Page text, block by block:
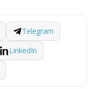
Telegram
LinkedIn